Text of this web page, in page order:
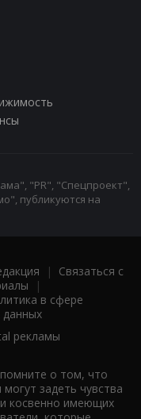
"PR", "Спецпроект",
публикуются на
| Связаться с
|
в сфере
данных
рекламы
о том, что
задеть чувства
косвенно имеющих